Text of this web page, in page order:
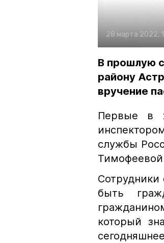
28 марта 2022,
В прошлую
району
вручение
Первые в
службы
Сотрудники
быть
который